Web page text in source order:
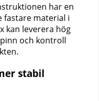
har en
fastare material i
kan leverera hög
och kontroll
stabil